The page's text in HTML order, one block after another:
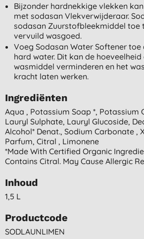
Bijzonder hardnekkige vlekken
met sodasan Vlekverwijderaar.
sodasan Zuurstofbleekmiddel toe
vervuild wasgoed.
Voeg Sodasan Water Softener
hard water. Dit kan de
wasmiddel verminderen en het
kracht laten werken.
Ingrediënten
Aqua , Potassium Soap *, Potassium
Lauryl Sulphate, Lauryl Glucoside,
Alcohol* Denat., Sodium Carbonate ,
Parfum, Citral , Limonene
*made With Certified Organic
Contains Citral. May Cause Allergic
Inhoud
1,5 L
Productcode
SODLAUNLIMEN